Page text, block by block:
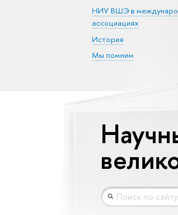
НИУ ВШЭ в
ассоциациях
История
Мы помним